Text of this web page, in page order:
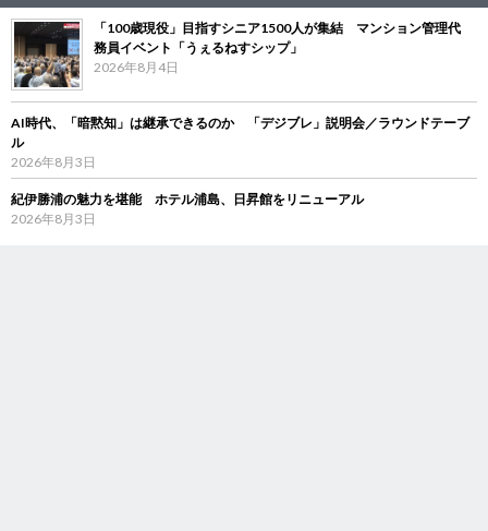
「100歳現役」目指すシニア1500人が集結 マンション管理代
務員イベント「うぇるねすシップ」
2026年8月4日
AI時代、「暗黙知」は継承できるのか 「デジブレ」説明会／ラウンドテーブ
ル
2026年8月3日
紀伊勝浦の魅力を堪能 ホテル浦島、日昇館をリニューアル
2026年8月3日